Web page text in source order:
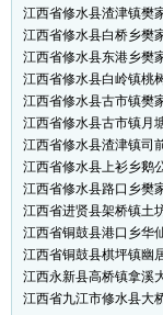
江西省修水县渣津镇樊
江西省修水县白桥乡樊
江西省修水县东港乡樊
江西省修水县白岭镇桃
江西省修水县古市镇樊
江西省修水县古市镇月
江西省修水县渣津镇司
江西省修水县上衫乡鹅
江西省修水县路口乡樊
江西省进贤县架桥镇土
江西省铜鼓县港口乡华
江西省铜鼓县棋坪镇幽
江西永新县高桥镇拿溪
江西省九江市修水县大